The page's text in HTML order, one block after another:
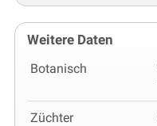
Weitere Daten
Botanisch
Züchter